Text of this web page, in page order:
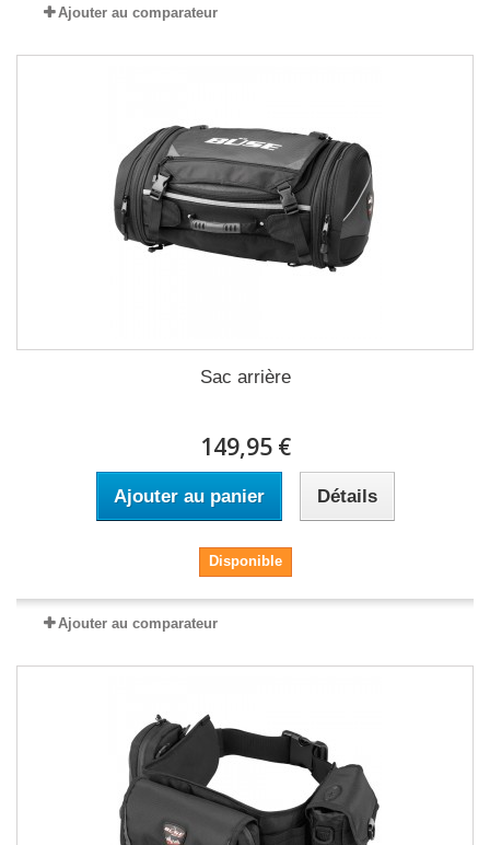
Ajouter au comparateur
Sac arrière
149,95 €
Ajouter au panier Détails
Disponible
Ajouter au comparateur